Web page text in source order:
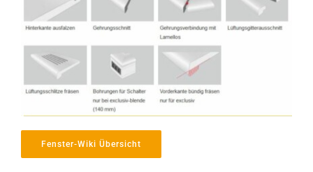
Fenster-Wiki Übersicht